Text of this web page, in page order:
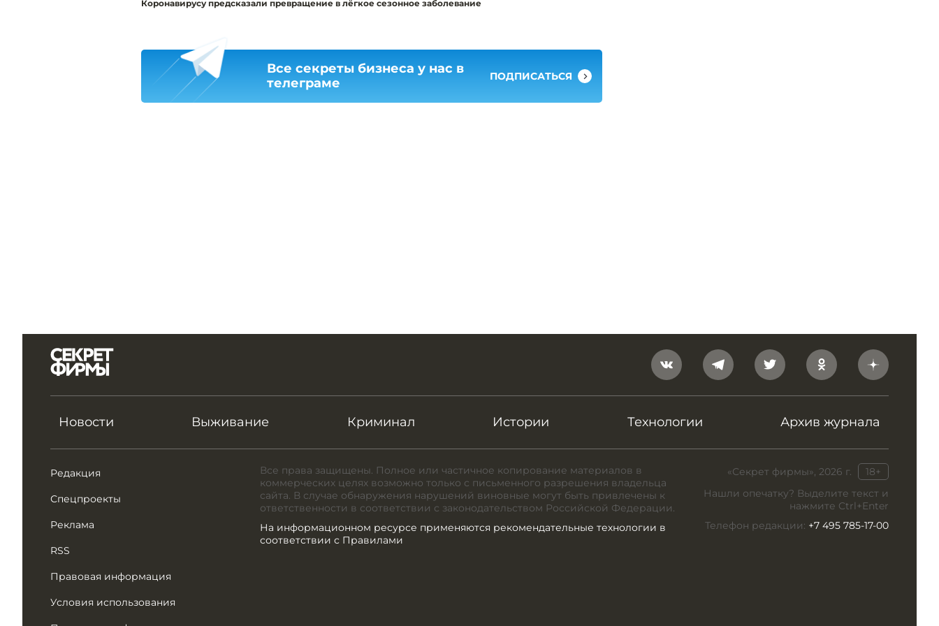
Коронавирусу предсказали превращение в лёгкое сезонное заболевание
Все секреты бизнеса у нас в
телеграме
ПОДПИСАТЬСЯ
Новости Выживание Криминал Истории Технологии Архив журнала
Редакция
Спецпроекты
Реклама
RSS
Правовая информация
Условия использования
«Секрет фирмы», 2026 г.
18+
Нашли опечатку? Выделите текст и
нажмите Ctrl+Enter
Телефон редакции: +7 495 785-17-00
Все права защищены. Полное или частичное копирование материалов в
коммерческих целях возможно только с письменного разрешения владельца
сайта. В случае обнаружения нарушений виновные могут быть привлечены к
ответственности в соответствии с законодательством Российской Федерации.
На информационном ресурсе применяются рекомендательные технологии в
соответствии с Правилами